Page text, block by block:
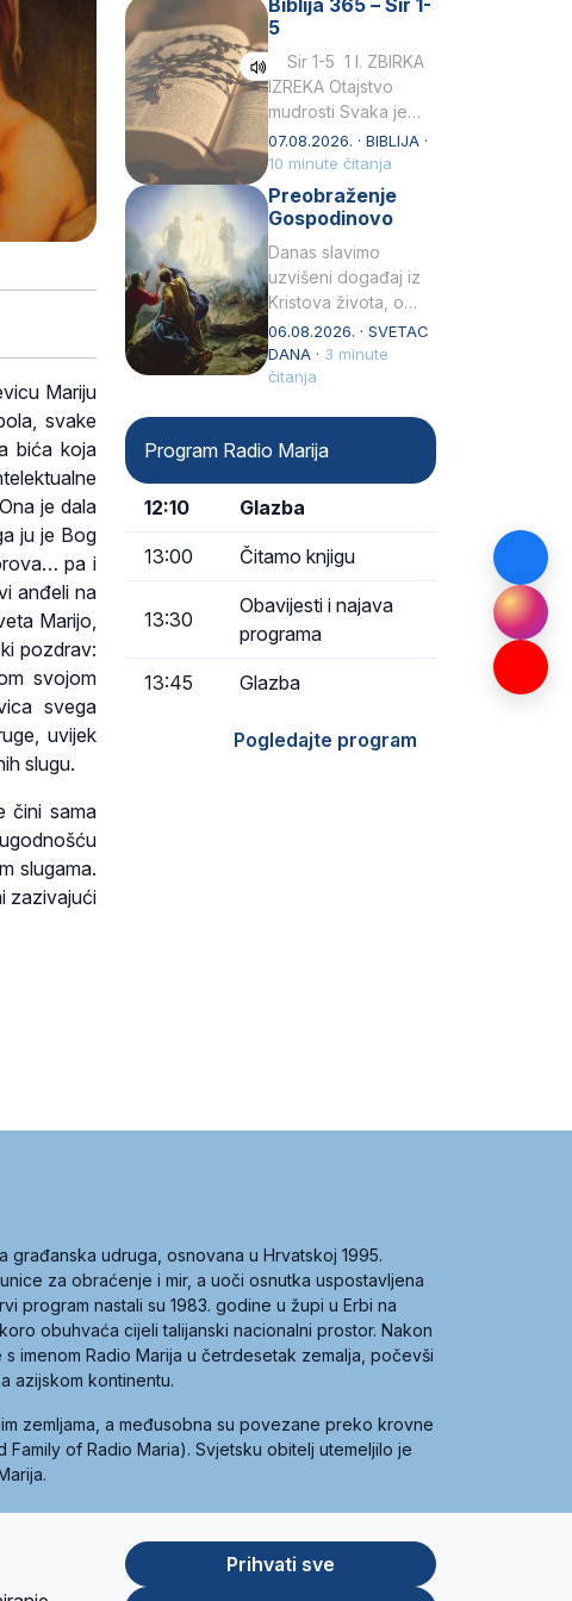
Mariju
svake
bića koja
je dala
ju je Bog
pa i
anđeli na
Marijo,
pozdrav:
svojom
svega
uvijek
slugu.
čini sama
slugama.
zazivajući
rođenjem Grk.
Obnovio je odnose s
afričkim…
Biblija 365 – Sir 1-
5
Sir 1-5 1 I. ZBIRKA
IZREKA Otajstvo
mudrosti Svaka je
mudrost od Gospoda
i s njime je dovijeka.2
Tko će…
07.08.2026. · BIBLIJA ·
10 minute čitanja
Preobraženje
Gospodinovo
Danas slavimo
uzvišeni događaj iz
Kristova života, o
kojem nas izvješćuju
evanđelisti Matej,
Marko i Luka te sveti
06.08.2026. · SVETAC
DANA · 3 minute
čitanja
Program Radio Marija
12:10 Glazba
13:00 Čitamo knjigu
13:30
Obavijesti i najava
programa
13:45 Glazba
Pogledajte program
udruga, osnovana u Hrvatskoj 1995.
za obraćenje i mir, a uoči osnutka uspostavljena
program nastali su 1983. godine u župi u Erbi na
obuhvaća cijeli talijanski nacionalni prostor. Nakon
imenom Radio Marija u četrdesetak zemalja, počevši
azijskom kontinentu.
zemljama, a međusobna su povezane preko krovne
of Radio Maria). Svjetsku obitelj utemeljilo je
Prihvati sve